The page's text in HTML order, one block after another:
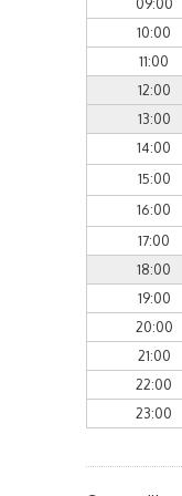
10:00
11:00
12:00
13:00
14:00
15:00
16:00
17:00
18:00
19:00
20:00
21:00
22:00
23:00